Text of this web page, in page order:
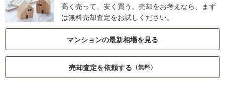
高く売って、安く買う。売却をお考えなら、まず
は無料売却査定をお試しください。
マンションの最新相場を見る
売却査定を依頼する （無料）